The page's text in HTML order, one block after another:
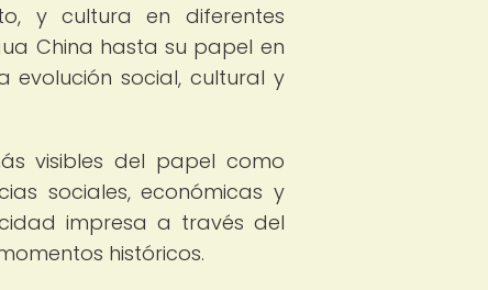
y cultura en diferentes
China hasta su papel en
evolución social, cultural y
visibles del papel como
sociales, económicas y
impresa a través del
históricos.